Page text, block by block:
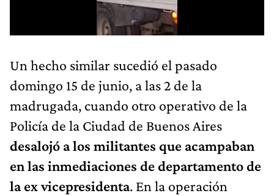
Un hecho similar sucedió el pasado
domingo 15 de junio, a las 2 de la
madrugada, cuando otro operativo de la
Policía de la Ciudad de Buenos Aires
desalojó a los militantes que acampaban
en las inmediaciones de departamento de
la ex vicepresidenta. En la operación